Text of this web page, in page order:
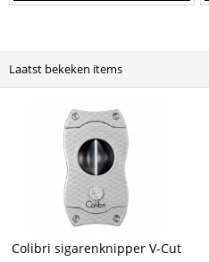
Laatst bekeken items
Colibri sigarenknipper V-Cut